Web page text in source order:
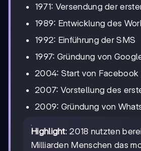
1971: Versendung der
1989: Entwicklung des
1992: Einführung der SMS
1997: Gründung von
2004: Start von Facebook
2007: Vorstellung des
2009: Gründung von
Highlight: 2018 nutzten
Milliarden Menschen das